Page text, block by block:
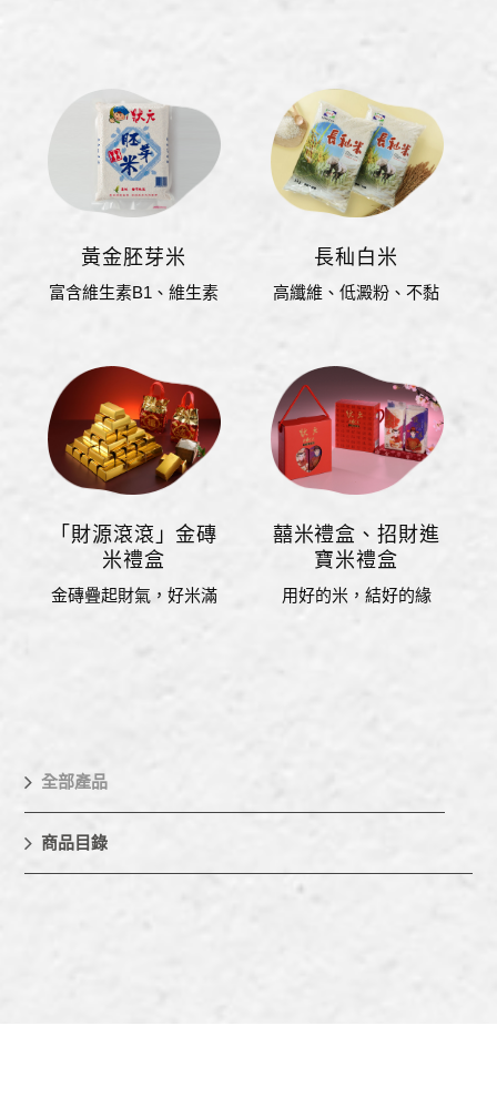
黃金胚芽米
富含維生素B1、維生素
長秈白米
高纖維、低澱粉、不黏
「財源滾滾」金磚
米禮盒
金磚疊起財氣，好米滿
囍米禮盒、招財進
寶米禮盒
用好的米，結好的緣
全部產品
商品目錄